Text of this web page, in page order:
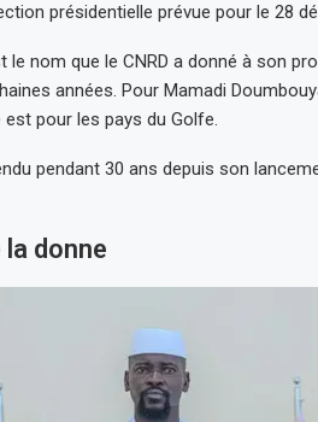
présidentielle prévue pour le 28
le nom que le CNRD a donné à son
années. Pour Mamadi
pour les pays du Golfe.
pendant 30 ans depuis son
donne